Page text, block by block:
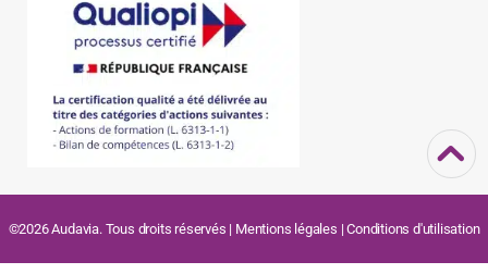
©2026 Audavia. Tous droits réservés | Mentions légales |Conditions d'utilisation